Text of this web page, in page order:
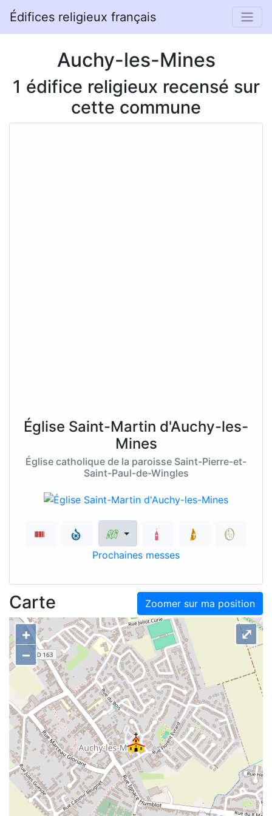
Édifices religieux français
Auchy-les-Mines
1 édifice religieux recensé sur
cette commune
Église Saint-Martin d'Auchy-les-
Mines
Église catholique de la paroisse Saint-Pierre-et-
Saint-Paul-de-Wingles
Prochaines messes
Zoomer sur ma position
Carte
+
–
⤢